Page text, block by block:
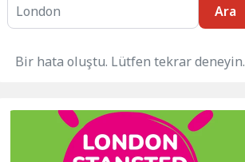
Ara
Bir hata oluştu. Lütfen tekrar deneyin.